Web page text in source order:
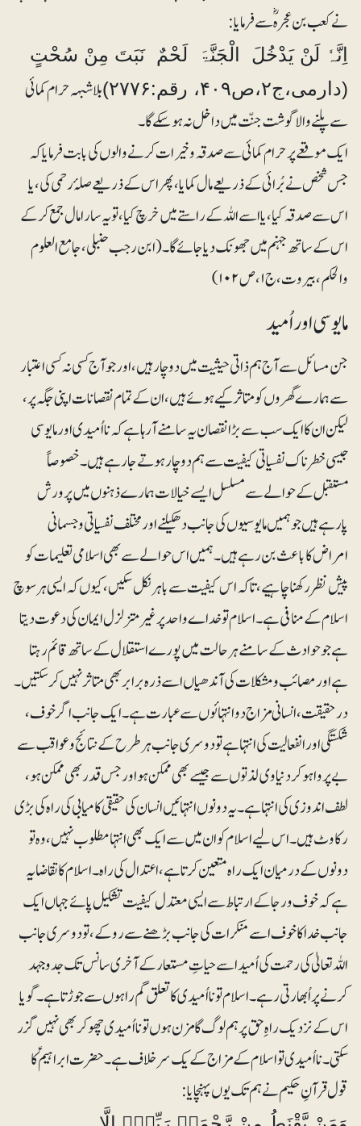
نے کعب بن عجرہؓ سے فرمایا:
اِنَّہٗ لَنْ یَدْخُلَ الْجَنَّۃَ لَحْمٌ نَبَتَ مِنْ سُحْتٍ
(دارمی،ج۲،ص۴۰۹، رقم:۲۷۷۶)
بلاشبہہ حرام کمائی
سے پلنےوالا گوشت جنّت میں داخل نہ ہوسکے گا۔
ایک موقعے پر حرام کمائی سے صدقہ و خیرات کرنے والوں کی بابت فرمایا کہ
جس شخص نے بُرائی کے ذریعے مال کمایا، پھر اس کے ذریعے صلۂ رحمی کی، یا
اس سے صدقہ کیا، یا اسے اللہ کے راستے میں خرچ کیا، تو یہ سارا مال جمع کر کے
اس کے ساتھ جہنم میں جھونک دیا جائے گا۔ (ابن رجب حنبلی، جامع العلوم
والحکم، بیروت،ج۱، ص ۱۰۲)
مایوسی اور اُمید
جن مسائل سے آج ہم ذاتی حیثیت میں دوچار ہیں، اور جو آج کسی نہ کسی اعتبار
سے ہمارے گھروں کو متاثر کیے ہوئے ہیں، ان کے تمام نقصانات اپنی جگہ پر،
لیکن ان کا ایک سب سے بڑا نقصان یہ سامنے آرہا ہے کہ نااُمیدی اور مایوسی
جیسی خطرناک نفسیاتی کیفیت سے ہم دوچار ہوتے جارہے ہیں۔ خصوصاً
مستقبل کے حوالے سے مسلسل ایسے خیالات ہمارے ذہنوں میں پرورش
پارہے ہیں جو ہمیں مایوسیوں کی جانب دھکیلنے اور مختلف نفسیاتی و جسمانی
امراض کا باعث بن رہے ہیں۔ ہمیں اس حوالے سے بھی اسلامی تعلیمات کو
پیش نظر رکھنا چاہیے ، تاکہ اس کیفیت سے باہر نکل سکیں، کیوں کہ ایسی ہرسوچ
اسلام کے منافی ہے۔ اسلام تو خداے واحد پر غیرمتزلزل ایمان کی دعوت دیتا
ہے جو حوادث کے سامنے ہرحالت میں پورے استقلال کے ساتھ قائم رہتا
ہے اور مصائب و مشکلات کی آندھیاں اسے ذرہ برابر بھی متاثر نہیں کرسکتیں۔
درحقیقت، انسانی مزاج دو انتہائوں سے عبارت ہے۔ ایک جانب اگر خوف،
شکستگی اور انفعالیت کی انتہا ہے تو دوسری جانب ہرطرح کے نتائج و عواقب سے
بے پروا ہوکر دنیاوی لذتوں سے جیسے بھی ممکن ہو اور جس قدر بھی ممکن ہو،
لطف اندوزی کی انتہا ہے۔ یہ دونوں انتہائیں انسان کی حقیقی کامیابی کی راہ کی بڑی
رکاوٹ ہیں۔ اس لیے اسلام کو ان میں سے ایک بھی انتہا مطلوب نہیں، وہ تو
دونوں کے درمیان ایک راہ متعین کرتا ہے، اعتدال کی راہ۔ اسلام کا تقاضا یہ
ہے کہ خوف و رجا کے ارتباط سے ایسی معتدل کیفیت تشکیل پائے جہاں ایک
جانب خدا کا خوف اسے منکرات کی جانب بڑھنے سے روکے، تو دوسری جانب
اللہ تعالیٰ کی رحمت کی اُمید اسے حیاتِ مستعار کے آخری سانس تک جدوجہد
کرنے پر اُبھارتی رہے۔ اسلام تو نااُمیدی کا تعلق گم راہوں سے جوڑتا ہے۔ گویا
اس کے نزدیک راہِ حق پر ہم لوگ گامزن ہوں تو نااُمیدی چھو کر بھی نہیں گزر
سکتی۔ نااُمیدی تو اسلام کے مزاج کے یک سر خلاف ہے۔ حضرت ابراہیم ؑ کا
قول قرآنِ حکیم نے ہم تک یوں پہنچایا: